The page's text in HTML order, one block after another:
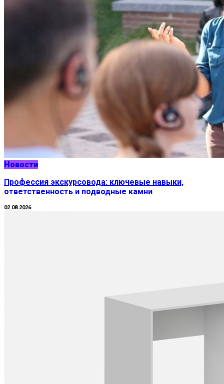
Новости
Профессия экскурсовода: ключевые навыки,
ответственность и подводные камни
02.08.2026